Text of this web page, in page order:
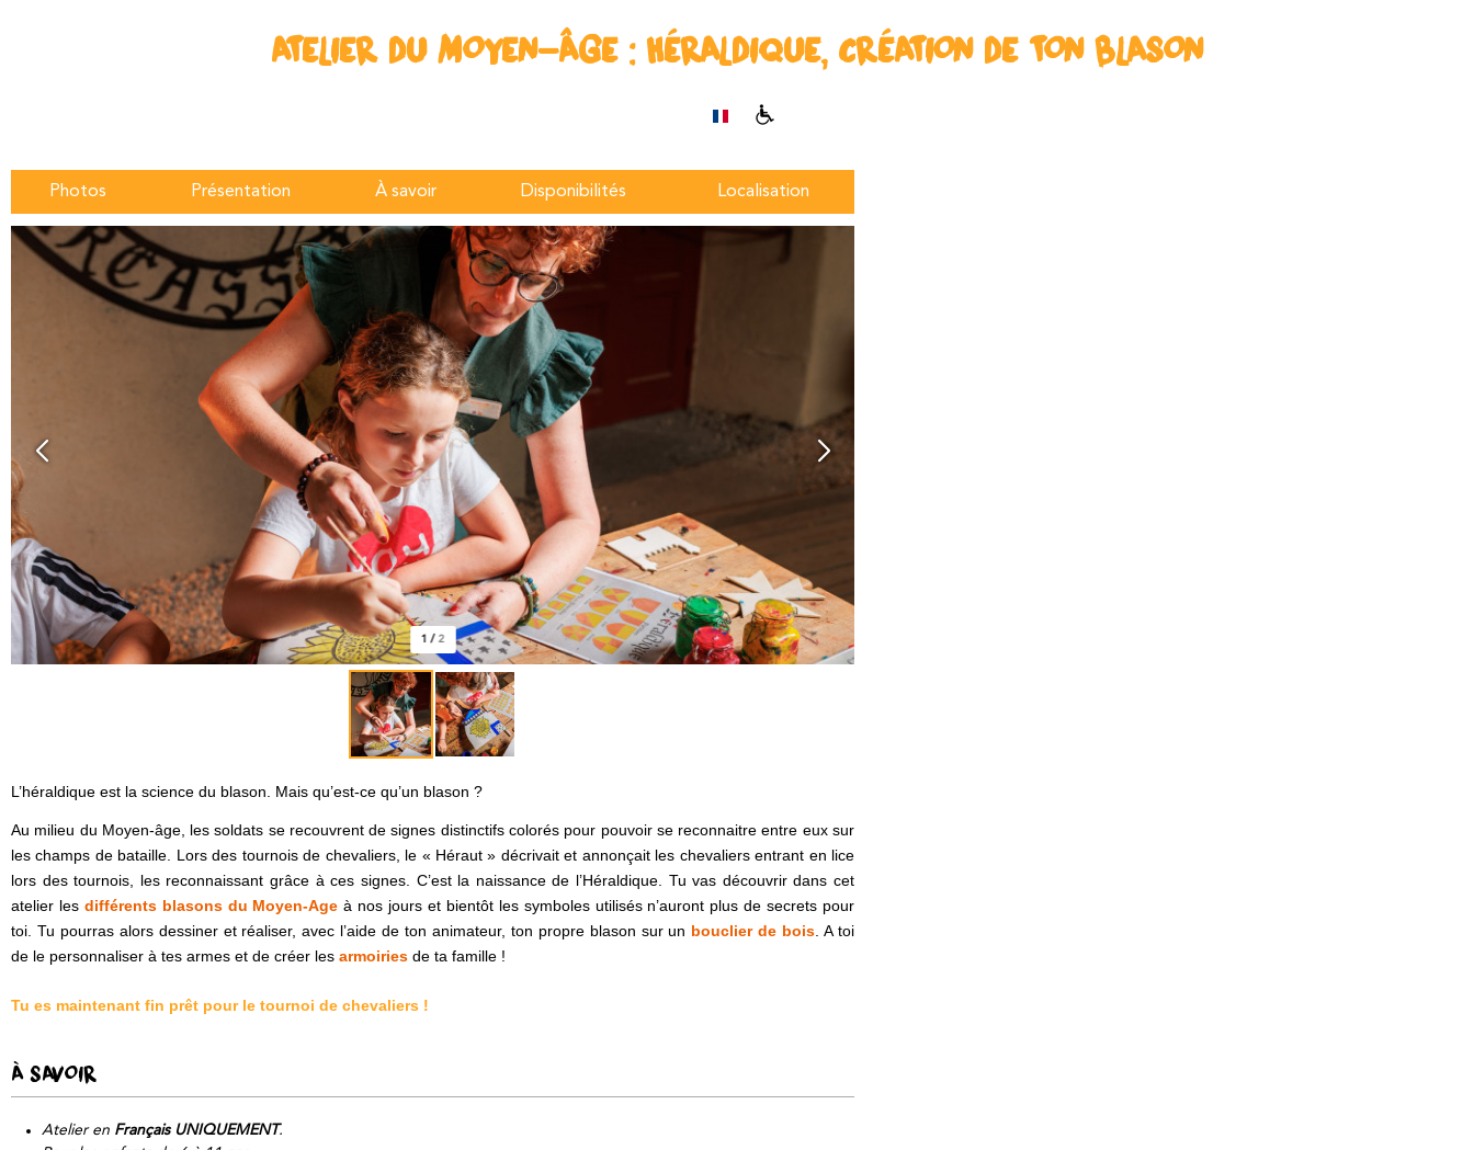
ATELIER DU MOYEN-ÂGE : HÉRALDIQUE, CRÉATION DE TON BLASON
Photos Présentation À savoir Disponibilités Localisation
1 /2
L’héraldique est la science du blason. Mais qu’est-ce qu’un blason ?
Au milieu du Moyen-âge, les soldats se recouvrent de signes distinctifs colorés pour pouvoir se reconnaitre entre eux sur
les champs de bataille. Lors des tournois de chevaliers, le « Héraut » décrivait et annonçait les chevaliers entrant en lice
lors des tournois, les reconnaissant grâce à ces signes. C’est la naissance de l’Héraldique. Tu vas découvrir dans cet
atelier les différents blasons du Moyen-Age à nos jours et bientôt les symboles utilisés n’auront plus de secrets pour
toi. Tu pourras alors dessiner et réaliser, avec l’aide de ton animateur, ton propre blason sur un bouclier de bois . A toi
de le personnaliser à tes armes et de créer les armoiries de ta famille !
Tu es maintenant fin prêt pour le tournoi de chevaliers !
À SAVOIR
Atelier en Français UNIQUEMENT.